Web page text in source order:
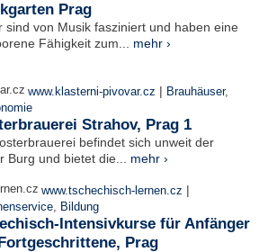
Prag
sind von Musik fasziniert und haben eine
Fähigkeit zum... mehr ›
www.klasterni-pivovar.cz | Brauhäuser,
Strahov, Prag 1
befindet sich unweit der
Burg und bietet die... mehr ›
www.tschechisch-lernen.cz |
, Bildung
Intensivkurse für Anfänger
Prag